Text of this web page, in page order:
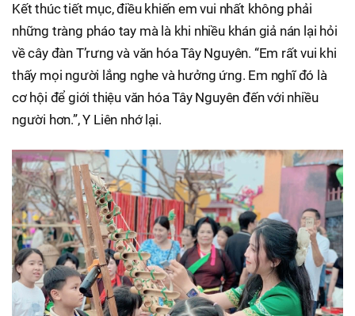
Kết thúc tiết mục, điều khiến em vui nhất không phải
những tràng pháo tay mà là khi nhiều khán giả nán lại hỏi
về cây đàn T’rưng và văn hóa Tây Nguyên. “Em rất vui khi
thấy mọi người lắng nghe và hưởng ứng. Em nghĩ đó là
cơ hội để giới thiệu văn hóa Tây Nguyên đến với nhiều
người hơn.”, Y Liên nhớ lại.